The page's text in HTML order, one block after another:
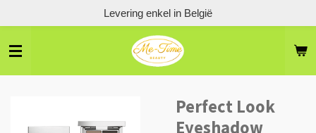
direct
naar
de
hoofdinhoud
Levering enkel in België
Perfect Look
Eyeshadow